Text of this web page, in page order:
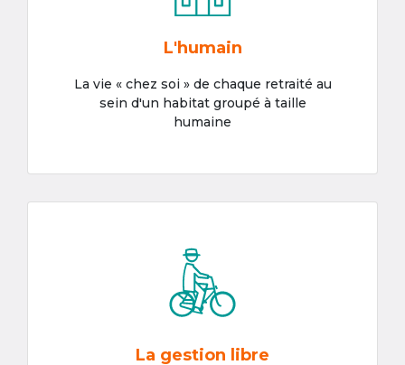
L'humain
La vie « chez soi » de chaque retraité au
sein d'un habitat groupé à taille
humaine
La gestion libre